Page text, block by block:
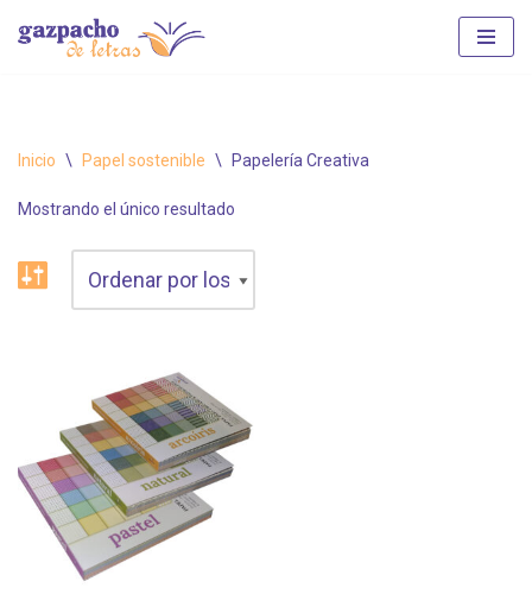
Inicio \ Papel sostenible \ Papelería Creativa
Mostrando el único resultado